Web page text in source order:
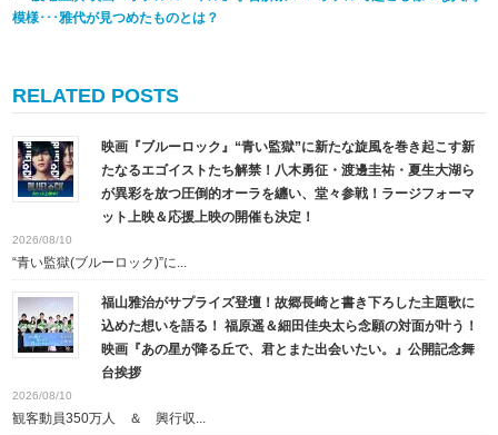
模様･･･雅代が見つめたものとは？
RELATED POSTS
映画『ブルーロック』“青い監獄”に新たな旋風を巻き起こす新
たなるエゴイストたち解禁！八木勇征・渡邊圭祐・夏生大湖ら
が異彩を放つ圧倒的オーラを纏い、堂々参戦！ラージフォーマ
ット上映＆応援上映の開催も決定！
2026/08/10
“青い監獄(ブルーロック)”に...
福山雅治がサプライズ登壇！故郷長崎と書き下ろした主題歌に
込めた想いを語る！ 福原遥＆細田佳央太ら念願の対面が叶う！
映画『あの星が降る丘で、君とまた出会いたい。』公開記念舞
台挨拶
2026/08/10
観客動員350万人 ＆ 興行収...